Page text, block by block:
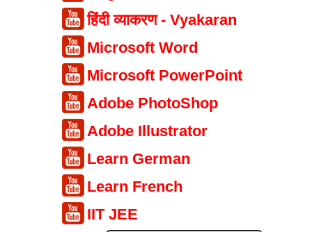
हिंदी व्याकरण - Vyakaran
Microsoft Word
Microsoft PowerPoint
Adobe PhotoShop
Adobe Illustrator
Learn German
Learn French
IIT JEE